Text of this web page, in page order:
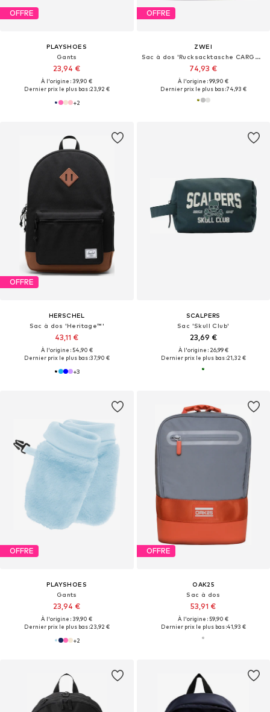
OFFRE
PLAYSHOES
Gants
23,94 €
À l'origine : 39,90 €
Dernier prix le plus bas :23,92 €
+2
OFFRE
ZWEI
Sac à dos 'Rucksacktasche CARGO CAR140'
74,93 €
À l'origine : 99,90 €
Dernier prix le plus bas :74,93 €
OFFRE
HERSCHEL
Sac à dos 'Heritage™'
43,11 €
À l'origine : 54,90 €
Dernier prix le plus bas :37,90 €
+3
SCALPERS
Sac 'Skull Club'
23,69 €
À l'origine : 26,99 €
Dernier prix le plus bas :21,32 €
OFFRE
PLAYSHOES
Gants
23,94 €
À l'origine : 39,90 €
Dernier prix le plus bas :23,92 €
+2
OFFRE
OAK25
Sac à dos
53,91 €
À l'origine : 59,90 €
Dernier prix le plus bas :41,93 €